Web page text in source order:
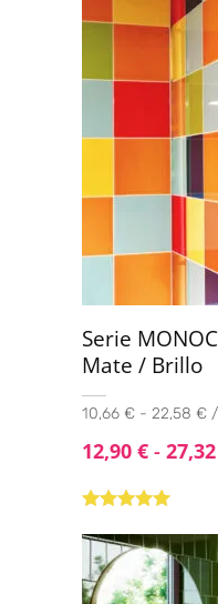
Serie
Mate / Brillo
10,66 € - 22,58 € /
12,90 € - 27,32
5.00de 5